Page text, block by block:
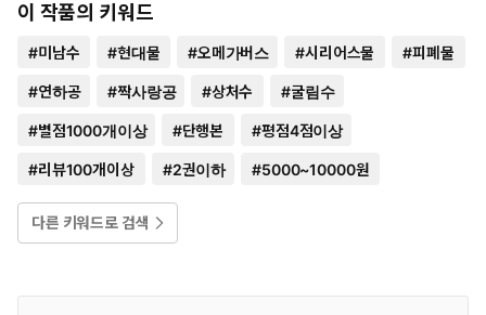
이 작품의 키워드
#미남수 #현대물 #오메가버스 #시리어스물 #피폐물
#연하공 #짝사랑공 #상처수 #굴림수
#별점1000개이상 #단행본 #평점4점이상
#리뷰100개이상 #2권이하 #5000~10000원
다른 키워드로 검색